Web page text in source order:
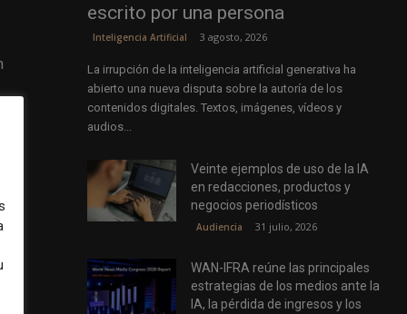
escrito por una persona
Inteligencia Artificial 3 agosto, 2026
La irrupción de la inteligencia artificial generativa ha
abierto una nueva disputa sobre la autoría de los
contenidos digitales. Textos, imágenes, vídeos y
audios...
Veinte ejemplos de uso de la IA
en redacciones, productos y
negocios periodísticos
Audiencia 31 julio, 2026
WAN-IFRA reúne las principales
estrategias de los medios ante la
IA, la pérdida de ingresos y los